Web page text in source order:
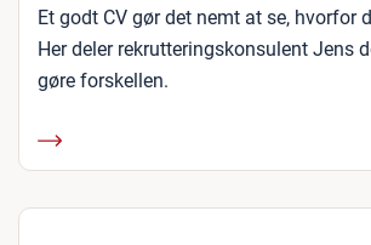
Et godt CV gør det nemt at se, hvorfor
Her deler rekrutteringskonsulent Jens
gøre forskellen.